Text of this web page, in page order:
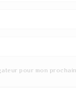
pour mon